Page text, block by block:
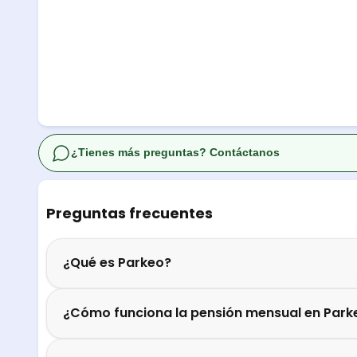
Preguntas frecuentes
¿Qué es Parkeo?
¿Cómo funciona la pensión mensual en
¿Tienes más preguntas? Contáctanos